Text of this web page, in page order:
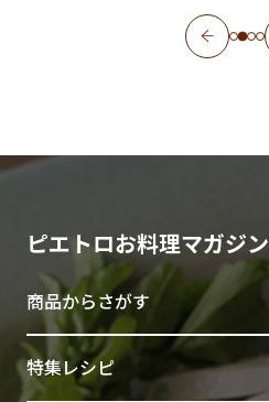
ピエトロお料理マガジン
商品からさがす
特集レシピ